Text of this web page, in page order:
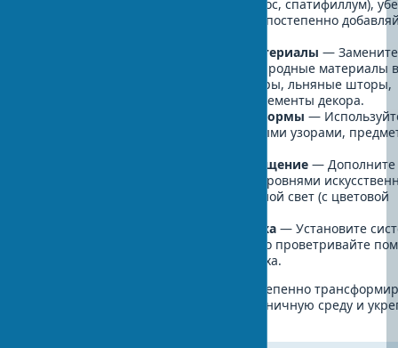
растений (змеиная растение, потос, спатифиллум),
успешности их адаптации, затем постепенно
Интегрируйте натуральные материалы — Замените
синтетические материалы на природные материалы
интерьере: деревянные аксессуары, льняные шторы,
хлопковый текстиль, каменные элементы декора.
Добавьте природные узоры и формы —
текстиль, ковры, обои с природными узорами,
Создайте многоуровневое освещение — Дополните
естественный свет различными уровнями
освещения, имитирующего дневной свет (с цветовой
Обеспечьте циркуляцию воздуха — Установите
вентиляции или просто регулярно проветривайте
для поддержания свежести воздуха.
Следуя этим шагам, вы сможете постепенно
любое пространство, создавая гармоничную среду и